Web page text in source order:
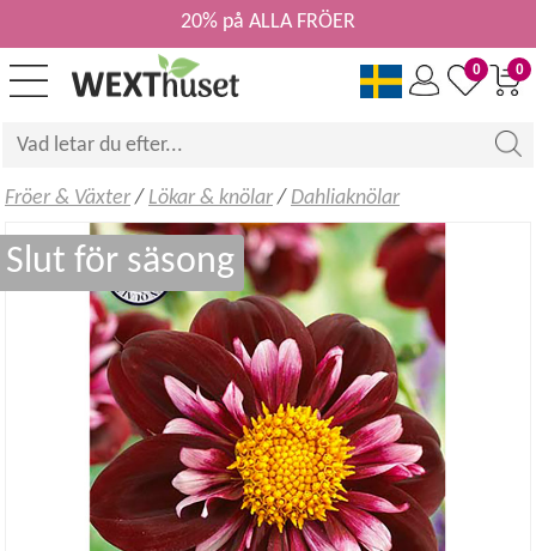
0
0
20% på ALLA FRÖER
Fröer & Växter/ Lökar & knölar/ Dahliaknölar
Slut för säsong